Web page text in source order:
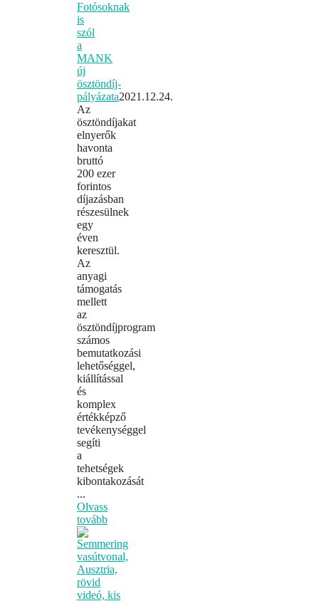
Fotósoknak
is
szól
a
MANK
új
ösztöndíj-
pályázata2021.12.24.
Az
ösztöndíjakat
elnyerők
havonta
bruttó
200 ezer
forintos
díjazásban
részesülnek
egy
éven
keresztül.
Az
anyagi
támogatás
mellett
az
ösztöndíjprogram
számos
bemutatkozási
lehetőséggel,
kiállítással
és
komplex
értékképző
tevékenységgel
segíti
a
tehetségek
kibontakozását
...
Olvass
tovább